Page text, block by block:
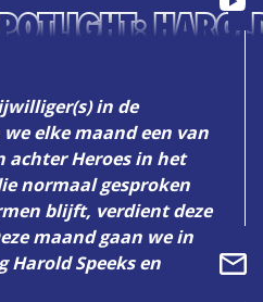
in de
elke maand een van
achter Heroes in het
normaal gesproken
blijft, verdient deze
maand gaan we in
Harold Speeks en